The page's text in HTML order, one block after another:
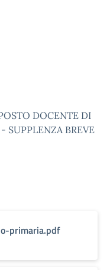
DOCENTE DI
SUPPLENZA BREVE
primaria.pdf